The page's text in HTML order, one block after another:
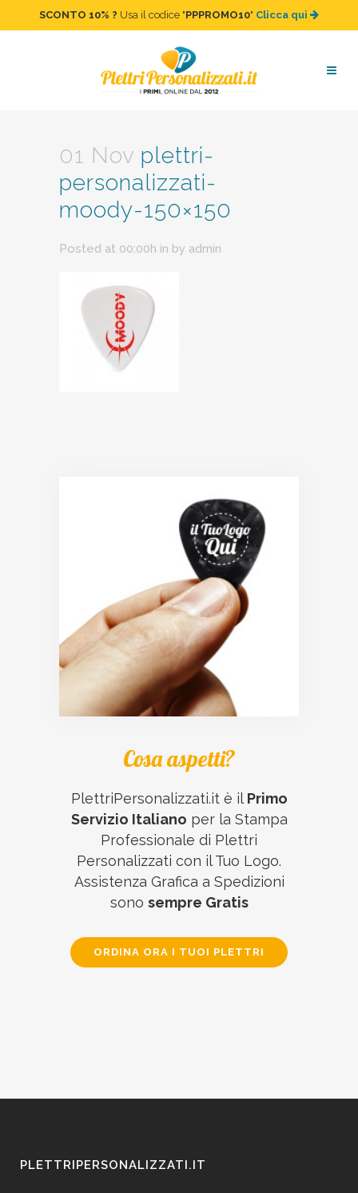
SCONTO 10% ? Usa il codice "PPPROMO10" Clicca qui
plettri-personalizzati-
moody-150×150
01 Nov plettri-
personalizzati-
moody-150×150
Posted at 00:00h in by admin
Cosa aspetti?
PlettriPersonalizzati.it è il Primo
Servizio Italiano per la Stampa
Professionale di Plettri
Personalizzati con il Tuo Logo.
Assistenza Grafica a Spedizioni
sono sempre Gratis
ORDINA ORA I TUOI PLETTRI
PLETTRIPERSONALIZZATI.IT